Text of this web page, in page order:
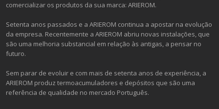
comercializar os produtos da sua marca: ARIEROM.
Setenta anos passados e a ARIEROM continua a apostar na evolução
da empresa. Recentemente a ARIEROM abriu novas instalações, que
são uma melhoria substancial em relação às antigas, a pensar no
futuro.
Sem parar de evoluir e com mais de setenta anos de experiência, a
ARIEROM produz termoacumuladores e depósitos que são uma
referência de qualidade no mercado Português.